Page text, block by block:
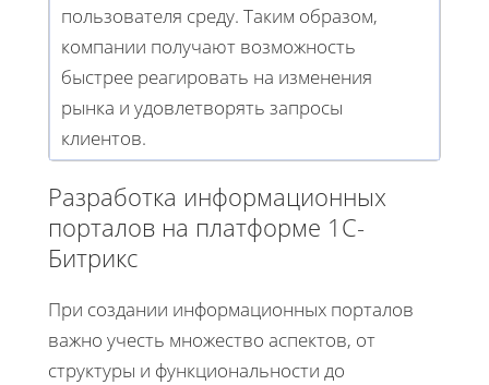
пользователя среду. Таким образом,
компании получают возможность
быстрее реагировать на изменения
рынка и удовлетворять запросы
клиентов.
Разработка информационных
порталов на платформе 1С-
Битрикс
При создании информационных порталов
важно учесть множество аспектов, от
структуры и функциональности до